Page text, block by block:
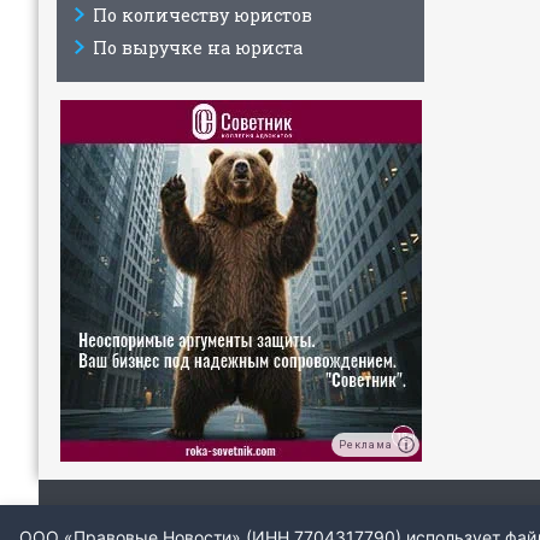
По количеству юристов
По выручке на юриста
Реклама